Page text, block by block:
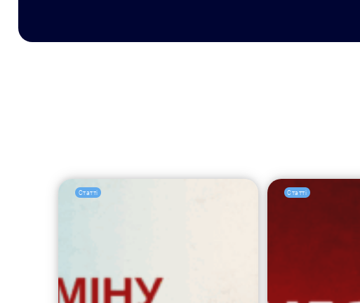
Статті Статті